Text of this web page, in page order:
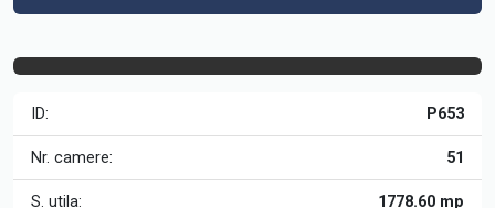
ID: P653
Nr. camere: 51
S. utila: 1778.60 mp